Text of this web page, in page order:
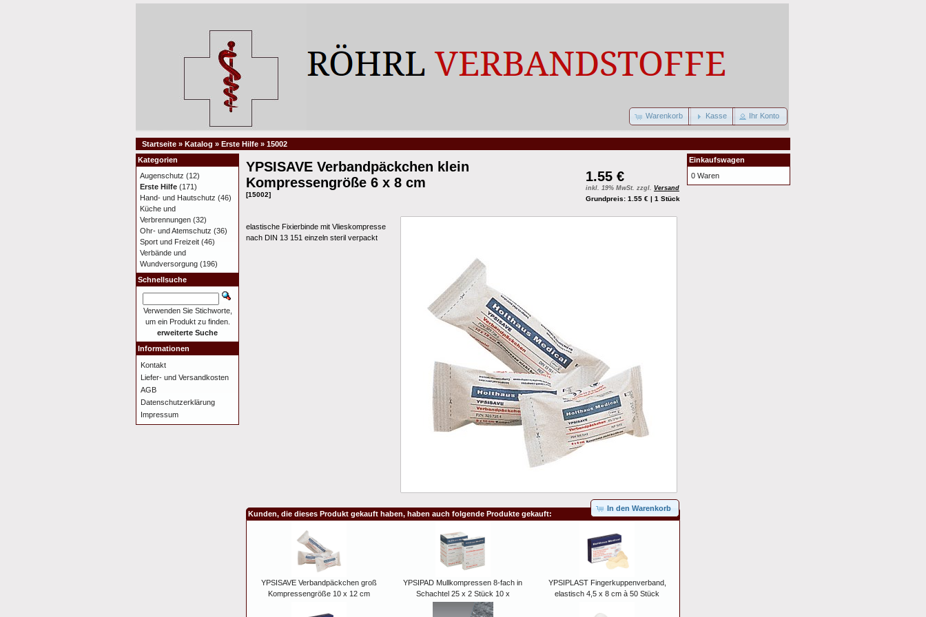
Warenkorb Kasse Ihr Konto
Startseite » Katalog » Erste Hilfe » 15002
1.55 €
inkl. 19% MwSt. zzgl. Versand
Grundpreis: 1.55 € | 1 Stück
YPSISAVE Verbandpäckchen klein
Kompressengröße 6 x 8 cm
[15002]
elastische Fixierbinde mit Vlieskompresse
nach DIN 13 151 einzeln steril verpackt
In den Warenkorb
Kunden, die dieses Produkt gekauft haben, haben auch folgende Produkte gekauft:
YPSISAVE Verbandpäckchen groß
Kompressengröße 10 x 12 cm
YPSIPAD Mullkompressen 8-fach in
Schachtel 25 x 2 Stück 10 x
YPSIPLAST Fingerkuppenverband,
elastisch 4,5 x 8 cm à 50 Stück
Kategorien
Augenschutz (12)
Erste Hilfe (171)
Hand- und Hautschutz (46)
Küche und
Verbrennungen (32)
Ohr- und Atemschutz (36)
Sport und Freizeit (46)
Verbände und
Wundversorgung (196)
Schnellsuche
Verwenden Sie Stichworte,
um ein Produkt zu finden.
erweiterte Suche
Informationen
Kontakt
Liefer- und Versandkosten
AGB
Datenschutzerklärung
Impressum
Einkaufswagen
0 Waren